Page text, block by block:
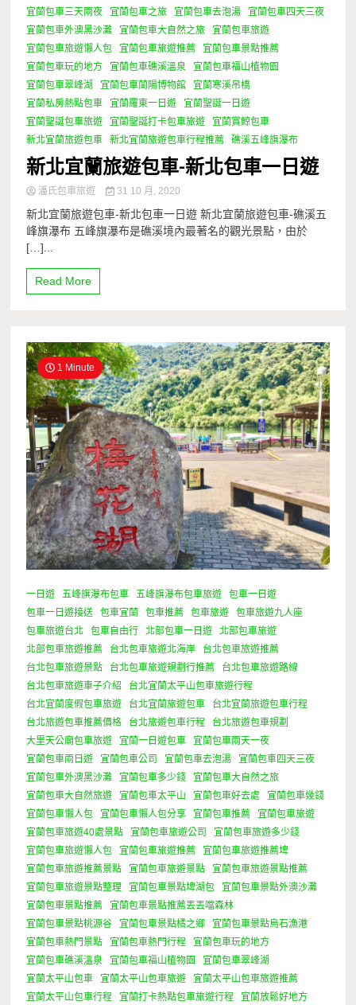
宜蘭包車三天兩夜
宜蘭包車之旅 宜蘭包車去泡湯
宜蘭包車四天三夜
宜蘭包車外澳黑沙灘
宜蘭包車大自然之旅
宜蘭包車旅遊
宜蘭包車旅遊懶人包
宜蘭包車旅遊推薦
宜蘭包車景點推薦
宜蘭包車玩的地方
宜蘭包車礁溪溫泉
宜蘭包車福山植物園
宜蘭包車翠峰湖
宜蘭包車蘭陽博物館
宜蘭寒溪吊橋
宜蘭私房熱點包車
宜蘭羅東一日遊
宜蘭聖誕一日遊
宜蘭聖誕包車旅遊
宜蘭聖誕打卡包車旅遊
宜蘭賞鯨包車
新北宜蘭旅遊包車
新北宜蘭旅遊包車行程推薦 礁溪五峰旗瀑布
新北宜蘭旅遊包車-新北包車一日遊
潘氏包車旅遊 31 10 月, 2020
新北宜蘭旅遊包車-新北包車一日遊 新北宜蘭旅遊包車-礁溪五
峰旗瀑布 五峰旗瀑布是礁溪境內最著名的觀光景點，由於
[…]...
Read More
1 Minute
一日遊 五峰旗瀑布包車 五峰旗瀑布包車旅遊
包車一日遊
包車一日遊接送
包車宜蘭 包車推薦 包車旅遊
包車旅遊九人座
包車旅遊台北
包車自由行 北部包車一日遊
北部包車旅遊
北部包車旅遊推薦
台北包車旅遊北海岸
台北包車旅遊推薦
台北包車旅遊景點
台北包車旅遊規劃行推薦
台北包車旅遊路線
台北包車旅遊車子介紹
台北宜蘭太平山包車旅遊行程
台北宜蘭度假包車旅遊
台北宜蘭旅遊包車
台北宜蘭旅遊包車行程
台北旅遊包車推薦價格
台北旅遊包車行程
台北旅遊包車規劃
大里天公廟包車旅遊
宜蘭一日遊包車
宜蘭包車兩天一夜
宜蘭包車兩日遊
宜蘭包車公司 宜蘭包車去泡湯
宜蘭包車四天三夜
宜蘭包車外澳黑沙灘
宜蘭包車多少錢
宜蘭包車大自然之旅
宜蘭包車大自然旅遊
宜蘭包車太平山 宜蘭包車好去處
宜蘭包車幾錢
宜蘭包車懶人包
宜蘭包車懶人包分享 宜蘭包車推薦
宜蘭包車旅遊
宜蘭包車旅遊40處景點
宜蘭包車旅遊公司
宜蘭包車旅遊多少錢
宜蘭包車旅遊懶人包
宜蘭包車旅遊推薦
宜蘭包車旅遊推薦埤
宜蘭包車旅遊推薦景點
宜蘭包車旅遊景點
宜蘭包車旅遊景點推薦
宜蘭包車旅遊景點整理
宜蘭包車景點埤湖包
宜蘭包車景點外澳沙灘
宜蘭包車景點推薦
宜蘭包車景點推薦丟丟噹森林
宜蘭包車景點桃源谷
宜蘭包車景點橘之鄉
宜蘭包車景點烏石漁港
宜蘭包車熱門景點
宜蘭包車熱門行程
宜蘭包車玩的地方
宜蘭包車礁溪溫泉
宜蘭包車福山植物園
宜蘭包車翠峰湖
宜蘭太平山包車
宜蘭太平山包車旅遊
宜蘭太平山包車旅遊推薦
宜蘭太平山包車行程
宜蘭打卡熱點包車旅遊行程 宜蘭放鬆好地方